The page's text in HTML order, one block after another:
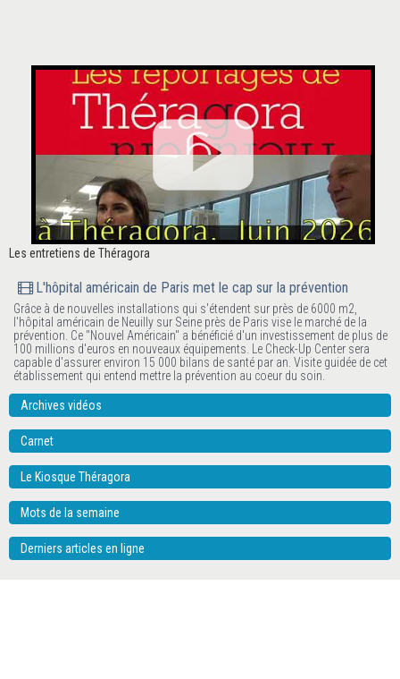
Les entretiens de Théragora
L'hôpital américain de Paris met le cap sur la prévention
Grâce à de nouvelles installations qui s'étendent sur près de 6000 m2,
l'hôpital américain de Neuilly sur Seine près de Paris vise le marché de la
prévention. Ce "Nouvel Américain" a bénéficié d'un investissement de plus de
100 millions d'euros en nouveaux équipements. Le Check-Up Center sera
capable d'assurer environ 15 000 bilans de santé par an. Visite guidée de cet
établissement qui entend mettre la prévention au coeur du soin.
Archives vidéos
Carnet
Le Kiosque Théragora
Mots de la semaine
Derniers articles en ligne